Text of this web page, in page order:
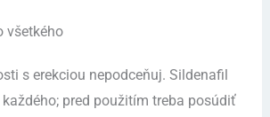
všetkého
s erekciou nepodceňuj. Sildenafil
pred použitím treba posúdiť